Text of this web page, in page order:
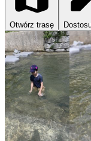
Otwórz trasę